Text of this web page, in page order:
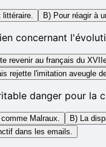
littéraire. B) Pour réagir à
concernant
revenir au français du
rejette l'imitation aveugle
danger pour la
Malraux. B) La
dans les emails.